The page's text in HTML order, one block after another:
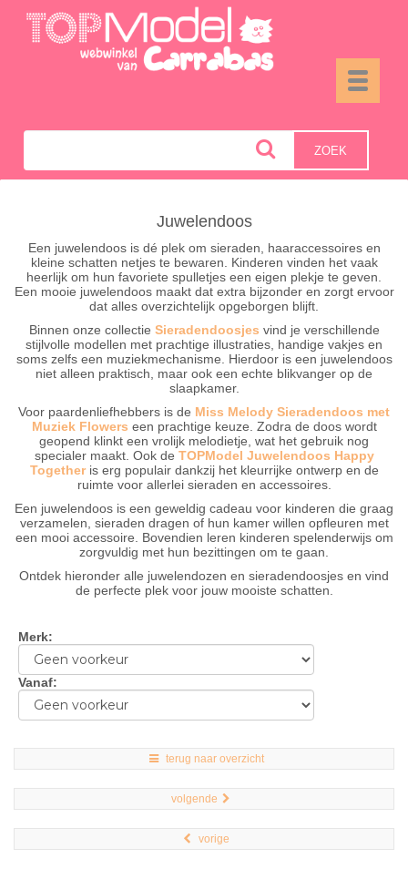
Toggle
ZOEK
Juwelendoos
Een juwelendoos is dé plek om sieraden, haaraccessoires en
kleine schatten netjes te bewaren. Kinderen vinden het vaak
heerlijk om hun favoriete spulletjes een eigen plekje te geven.
Een mooie juwelendoos maakt dat extra bijzonder en zorgt ervoor
dat alles overzichtelijk opgeborgen blijft.
Binnen onze collectie Sieradendoosjes vind je verschillende
stijlvolle modellen met prachtige illustraties, handige vakjes en
soms zelfs een muziekmechanisme. Hierdoor is een juwelendoos
niet alleen praktisch, maar ook een echte blikvanger op de
slaapkamer.
Voor paardenliefhebbers is de Miss Melody Sieradendoos met
Muziek Flowers een prachtige keuze. Zodra de doos wordt
geopend klinkt een vrolijk melodietje, wat het gebruik nog
specialer maakt. Ook de TOPModel Juwelendoos Happy
Togetheris erg populair dankzij het kleurrijke ontwerp en de
ruimte voor allerlei sieraden en accessoires.
Een juwelendoos is een geweldig cadeau voor kinderen die graag
verzamelen, sieraden dragen of hun kamer willen opfleuren met
een mooi accessoire. Bovendien leren kinderen spelenderwijs om
zorgvuldig met hun bezittingen om te gaan.
Ontdek hieronder alle juwelendozen en sieradendoosjes en vind
de perfecte plek voor jouw mooiste schatten.
Merk:
Vanaf:
terug naar overzicht
volgende
vorige